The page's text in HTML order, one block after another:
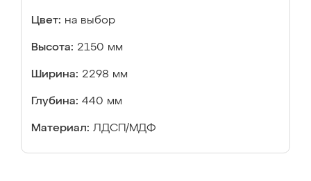
Цвет: на выбор
Высота: 2150 мм
Ширина: 2298 мм
Глубина: 440 мм
Материал: ЛДСП/МДФ